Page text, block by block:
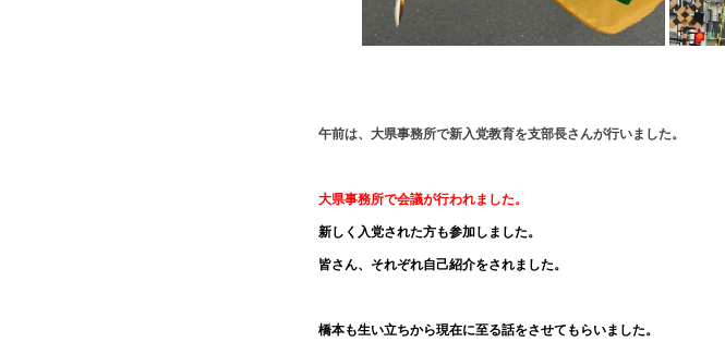
午前は、大県事務所で新入党教育を支部長さんが行いました。
大県事務所で会議が行われました。
新しく入党された方も参加しました。
皆さん、それぞれ自己紹介をされました。
橋本も生い立ちから現在に至る話をさせてもらいました。